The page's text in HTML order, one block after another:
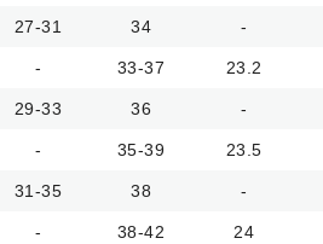
27-31 34 -
- 33-37 23.2
29-33 36 -
- 35-39 23.5
31-35 38 -
- 38-42 24